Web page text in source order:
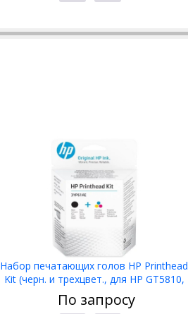
Набор печатающих голов HP Printhead
Kit (черн. и трехцвет., для HP GT5810,
GT5820), 3YP61AE
По запросу